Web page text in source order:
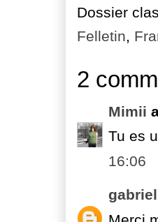
Dossier
Felletin,
2
Mimii
Tu es
16:06